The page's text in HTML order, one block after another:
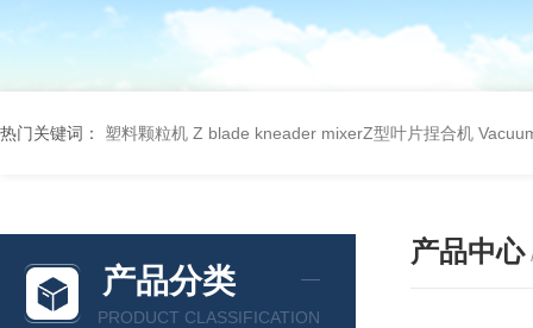
热门关键词： 塑料颗粒机 Z blade kneader mixerZ型叶片捏合机
产品分类
PRODUCT CLASSIFICATION
产品中心